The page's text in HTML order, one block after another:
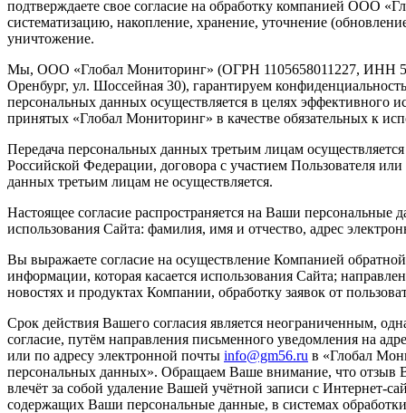
подтверждаете свое согласие на обработку компанией ООО
систематизацию, накопление, хранение, уточнение
уничтожение.
Мы, ООО «Глобал Мониторинг» (ОГРН 1105658011227, ИНН
Оренбург, ул. Шоссейная 30), гарантируем
персональных данных осуществляется в целях эффективного
принятых «Глобал Мониторинг» в качестве обязательных к
Передача персональных данных третьим лицам
Российской Федерации, договора с участием Пользователя
данных третьим лицам не осуществляется.
Настоящее согласие распространяется на Ваши персональные
использования Сайта: фамилия, имя и отчество, адрес
Вы выражаете согласие на осуществление Компанией
информации, которая касается использования Сайта;
новостях и продуктах Компании, обработку заявок от
Срок действия Вашего согласия является неограниченным,
согласие, путём направления письменного уведомления на
или по адресу электронной почты info@gm56.ru в «Глобал
персональных данных». Обращаем Ваше внимание, что отзыв
влечёт за собой удаление Вашей учётной записи с Интернет-
содержащих Ваши персональные данные, в системах